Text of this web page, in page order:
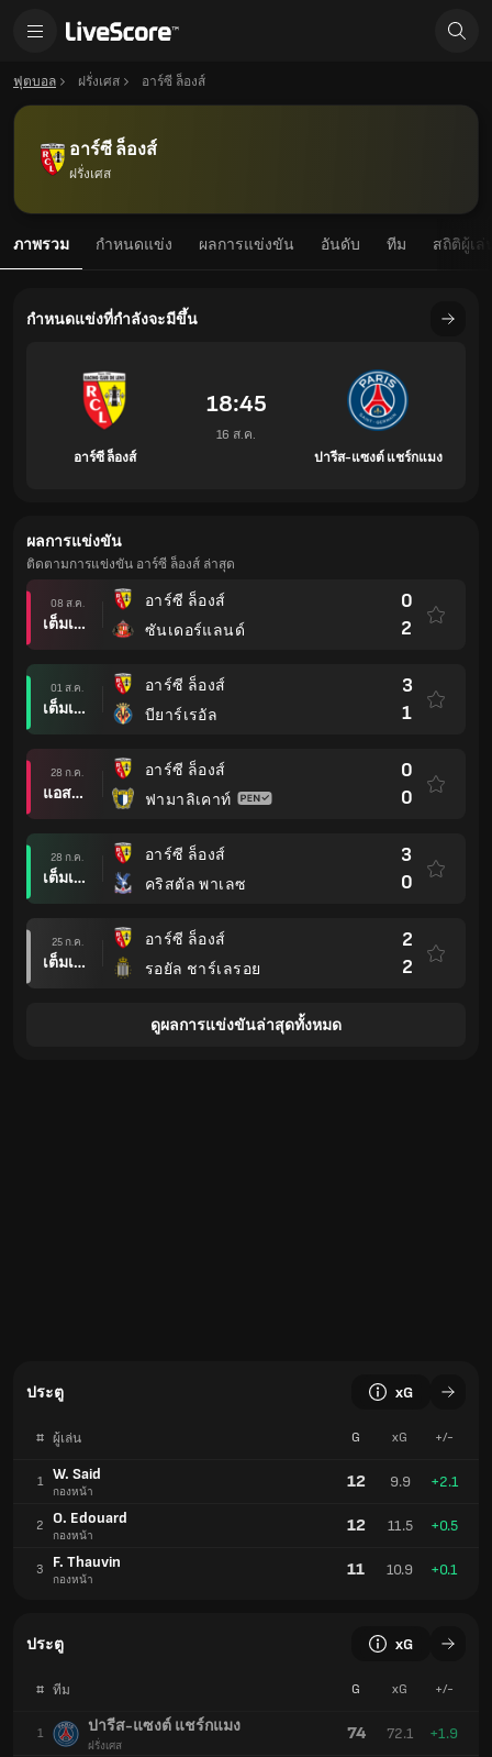
ฟุตบอล ฝรั่งเศส อาร์ซี ล็องส์
อาร์ซี ล็องส์
ฝรั่งเศส
ภาพรวม กำหนดแข่ง ผลการแข่งขัน อันดับ ทีม สถิติผู้เล่
กำหนดแข่งที่กำลังจะมีขึ้น
อาร์ซี ล็องส์
18:45
16 ส.ค.
ปารีส-แซงต์ แชร์กแมง
ผลการแข่งขัน
ติดตามการแข่งขัน อาร์ซี ล็องส์ ล่าสุด
08 ส.ค.
เต็มเวลา
อาร์ซี ล็องส์
ซันเดอร์แลนด์
0
2
01 ส.ค.
เต็มเวลา
อาร์ซี ล็องส์
บียาร์เรอัล
3
1
28 ก.ค.
แอสซิสต์
อาร์ซี ล็องส์
ฟามาลิเคาท์
0
0
28 ก.ค.
เต็มเวลา
อาร์ซี ล็องส์
คริสตัล พาเลซ
3
0
25 ก.ค.
เต็มเวลา
อาร์ซี ล็องส์
รอยัล ชาร์เลรอย
2
2
ดูผลการแข่งขันล่าสุดทั้งหมด
ประตู xG
# ผู้เล่น G xG +/-
1 W. Said
กองหน้า 12 9.9 +2.1
2 O. Edouard
กองหน้า 12 11.5 +0.5
3 F. Thauvin
กองหน้า 11 10.9 +0.1
ประตู xG
# ทีม G xG +/-
1 ปารีส-แซงต์ แชร์กแมง
ฝรั่งเศส
74 72.1 +1.9